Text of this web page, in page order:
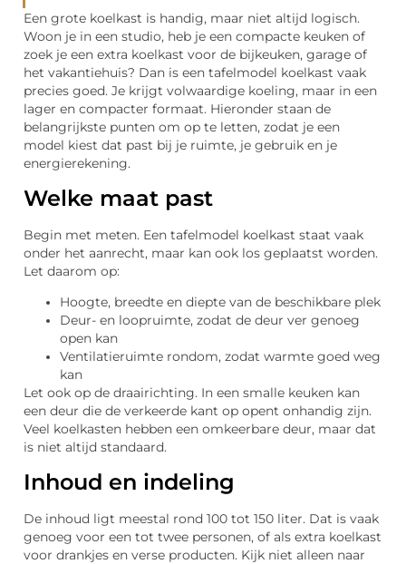
Een grote koelkast is handig, maar niet altijd logisch.
Woon je in een studio, heb je een compacte keuken of
zoek je een extra koelkast voor de bijkeuken, garage of
het vakantiehuis? Dan is een tafelmodel koelkast vaak
precies goed. Je krijgt volwaardige koeling, maar in een
lager en compacter formaat. Hieronder staan de
belangrijkste punten om op te letten, zodat je een
model kiest dat past bij je ruimte, je gebruik en je
energierekening.
Welke maat past
Begin met meten. Een tafelmodel koelkast staat vaak
onder het aanrecht, maar kan ook los geplaatst worden.
Let daarom op:
Hoogte, breedte en diepte van de beschikbare plek
Deur- en loopruimte, zodat de deur ver genoeg
open kan
Ventilatieruimte rondom, zodat warmte goed weg
kan
Let ook op de draairichting. In een smalle keuken kan
een deur die de verkeerde kant op opent onhandig zijn.
Veel koelkasten hebben een omkeerbare deur, maar dat
is niet altijd standaard.
Inhoud en indeling
De inhoud ligt meestal rond 100 tot 150 liter. Dat is vaak
genoeg voor een tot twee personen, of als extra koelkast
voor drankjes en verse producten. Kijk niet alleen naar